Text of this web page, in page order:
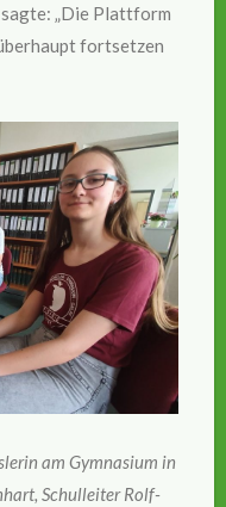
„Die Plattform
fortsetzen
am Gymnasium in
Schulleiter Rolf-